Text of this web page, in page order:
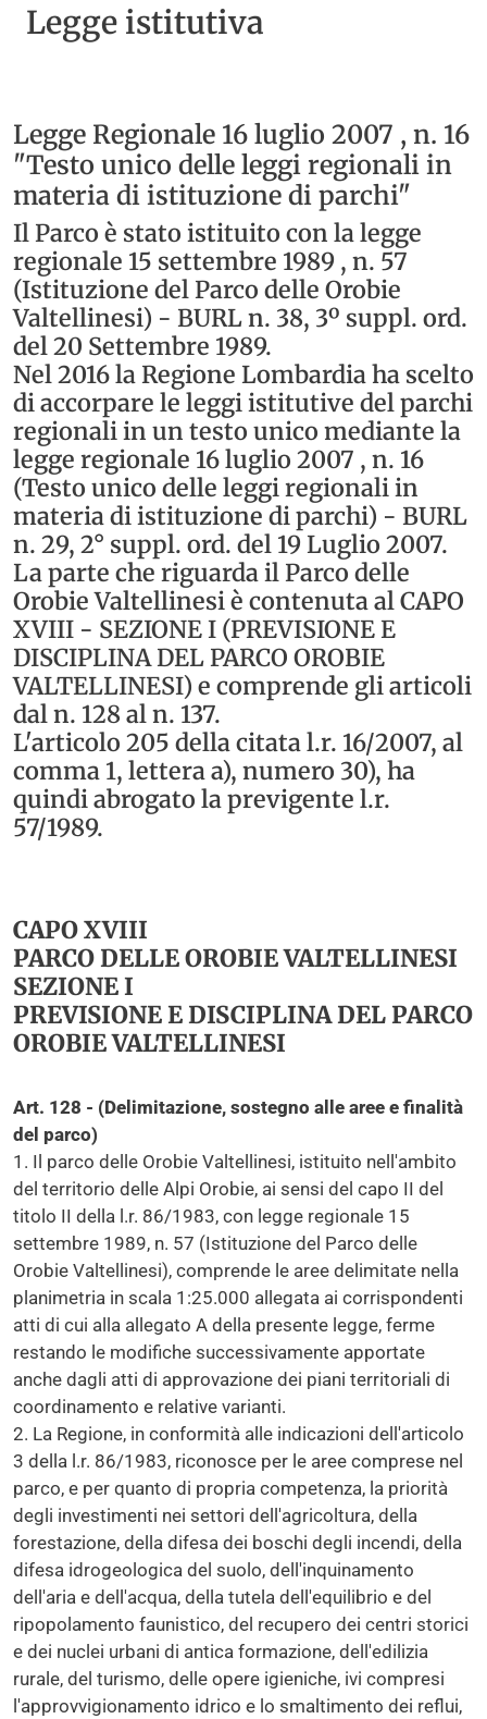
Legge istitutiva
Legge Regionale 16 luglio 2007 , n. 16
"Testo unico delle leggi regionali in
materia di istituzione di parchi"
Il Parco è stato istituito con la legge
regionale 15 settembre 1989 , n. 57
(Istituzione del Parco delle Orobie
Valtellinesi) - BURL n. 38, 3º suppl. ord.
del 20 Settembre 1989.
Nel 2016 la Regione Lombardia ha scelto
di accorpare le leggi istitutive del parchi
regionali in un testo unico mediante la
legge regionale 16 luglio 2007 , n. 16
(Testo unico delle leggi regionali in
materia di istituzione di parchi) - BURL
n. 29, 2° suppl. ord. del 19 Luglio 2007.
La parte che riguarda il Parco delle
Orobie Valtellinesi è contenuta al CAPO
XVIII - SEZIONE I (PREVISIONE E
DISCIPLINA DEL PARCO OROBIE
VALTELLINESI) e comprende gli articoli
dal n. 128 al n. 137.
L'articolo 205 della citata l.r. 16/2007, al
comma 1, lettera a), numero 30), ha
quindi abrogato la previgente l.r.
57/1989.
CAPO XVIII
PARCO DELLE OROBIE VALTELLINESI
SEZIONE I
PREVISIONE E DISCIPLINA DEL PARCO
OROBIE VALTELLINESI
Art. 128 - (Delimitazione, sostegno alle aree e finalità
del parco)
1. Il parco delle Orobie Valtellinesi, istituito nell'ambito
del territorio delle Alpi Orobie, ai sensi del capo II del
titolo II della l.r. 86/1983, con legge regionale 15
settembre 1989, n. 57 (Istituzione del Parco delle
Orobie Valtellinesi), comprende le aree delimitate nella
planimetria in scala 1:25.000 allegata ai corrispondenti
atti di cui alla allegato A della presente legge, ferme
restando le modifiche successivamente apportate
anche dagli atti di approvazione dei piani territoriali di
coordinamento e relative varianti.
2. La Regione, in conformità alle indicazioni dell'articolo
3 della l.r. 86/1983, riconosce per le aree comprese nel
parco, e per quanto di propria competenza, la priorità
degli investimenti nei settori dell'agricoltura, della
forestazione, della difesa dei boschi degli incendi, della
difesa idrogeologica del suolo, dell'inquinamento
dell'aria e dell'acqua, della tutela dell'equilibrio e del
ripopolamento faunistico, del recupero dei centri storici
e dei nuclei urbani di antica formazione, dell'edilizia
rurale, del turismo, delle opere igieniche, ivi compresi
l'approvvigionamento idrico e lo smaltimento dei reflui,